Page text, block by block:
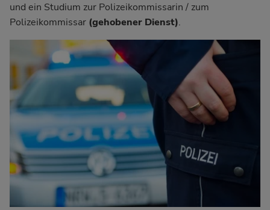
und ein Studium zur Polizeikommissarin / zum
Polizeikommissar (gehobener Dienst).